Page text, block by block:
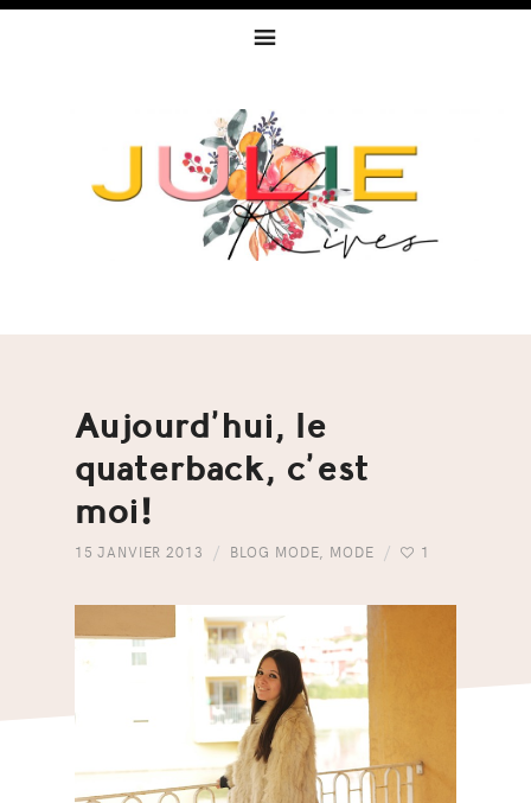
Aujourd’hui, le
quaterback, c’est
moi!
15 JANVIER 2013 BLOG MODE MODE 1